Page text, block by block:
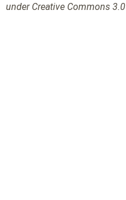
under Creative Commons 3.0